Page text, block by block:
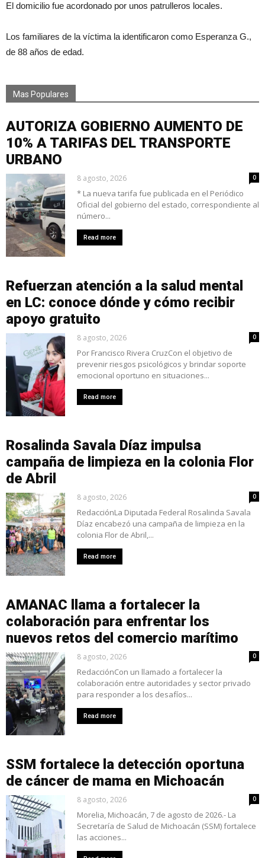
El domicilio fue acordonado por unos patrulleros locales.
Los familiares de la víctima la identificaron como Esperanza G.,
de 88 años de edad.
Mas Populares
AUTORIZA GOBIERNO AUMENTO DE
10% A TARIFAS DEL TRANSPORTE
URBANO
8 agosto, 2026 0
* La nueva tarifa fue publicada en el Periódico
Oficial del gobierno del estado, correspondiente al
número...
Read more
Refuerzan atención a la salud mental
en LC: conoce dónde y cómo recibir
apoyo gratuito
8 agosto, 2026 0
Por Francisco Rivera CruzCon el objetivo de
prevenir riesgos psicológicos y brindar soporte
emocional oportuno en situaciones...
Read more
Rosalinda Savala Díaz impulsa
campaña de limpieza en la colonia Flor
de Abril
8 agosto, 2026 0
RedacciónLa Diputada Federal Rosalinda Savala
Díaz encabezó una campaña de limpieza en la
colonia Flor de Abril,...
Read more
AMANAC llama a fortalecer la
colaboración para enfrentar los
nuevos retos del comercio marítimo
8 agosto, 2026 0
RedacciónCon un llamado a fortalecer la
colaboración entre autoridades y sector privado
para responder a los desafíos...
Read more
SSM fortalece la detección oportuna
de cáncer de mama en Michoacán
8 agosto, 2026 0
Morelia, Michoacán, 7 de agosto de 2026.- La
Secretaría de Salud de Michoacán (SSM) fortalece
las acciones...